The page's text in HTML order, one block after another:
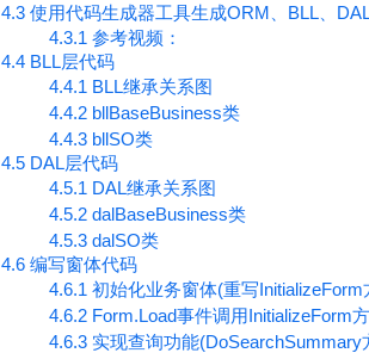
4.3 使用代码生成器工具生成ORM、BLL、
4.3.1 参考视频：
4.4 BLL层代码
4.4.1 BLL继承关系图
4.4.2 bllBaseBusiness类
4.4.3 bllSO类
4.5 DAL层代码
4.5.1 DAL继承关系图
4.5.2 dalBaseBusiness类
4.5.3 dalSO类
4.6 编写窗体代码
4.6.1 初始化业务窗体(重写InitializeForm
4.6.2 Form.Load事件调用InitializeForm
4.6.3 实现查询功能(DoSearchSummary